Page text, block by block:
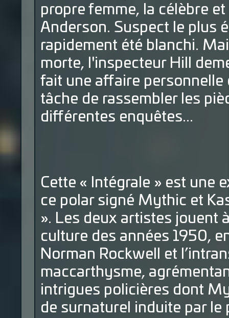
propre femme, la célèbre
Anderson. Suspect le plus
rapidement été blanchi.
morte, l'inspecteur Hill
fait une affaire personnelle
tâche de rassembler les
différentes enquêtes...
Cette « Intégrale » est une
ce polar signé Mythic et
». Les deux artistes jouent
culture des années 1950,
Norman Rockwell et
maccarthysme,
intrigues policières dont
de surnaturel induite par le